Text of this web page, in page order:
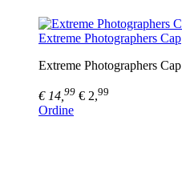
Extreme Photographers Cap
Extreme Photographers Cap
€ 14, 99 € 2,99
Ordine